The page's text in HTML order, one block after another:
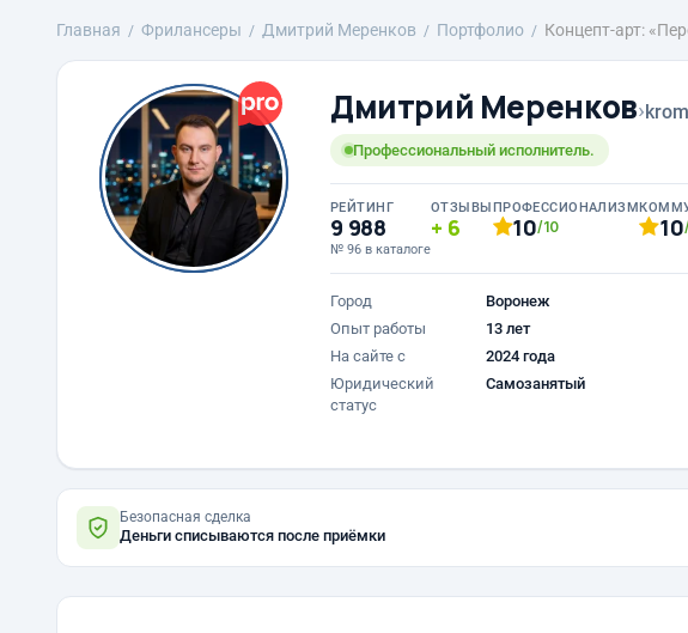
Главная Фрилансеры Дмитрий Меренков Портфолио Концепт-арт:
Дмитрий Меренков›
Профессиональный исполнитель.
РЕЙТИНГ
9 988
№ 96 в каталоге
ОТЗЫВЫ
6
ПРОФЕССИОНАЛИЗМ
10/10 10
Город
Воронеж
Опыт работы
13 лет
На сайте с
2024 года
Юридический
статус
Самозанятый
Безопасная сделка
Деньги списываются после приёмки